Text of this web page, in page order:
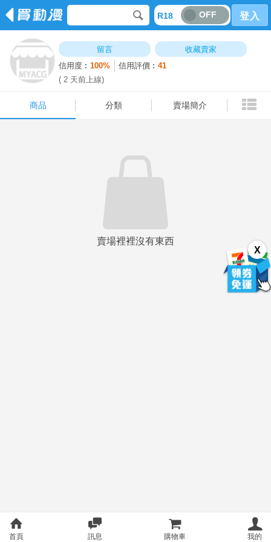
R18 OFF 登入
留言
收藏賣家
信用度︰100% 信用評價︰41
( 2 天前上線)
商品 分類 賣場簡介
X
賣場裡裡沒有東西
商品 分類 賣場簡介
首頁 訊息 購物車 我的